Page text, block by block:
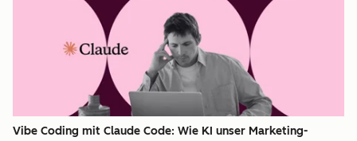
Vibe Coding mit Claude Code: Wie KI unser Marketing-